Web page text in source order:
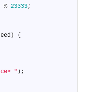
% 23333;
)
{
" ) ;